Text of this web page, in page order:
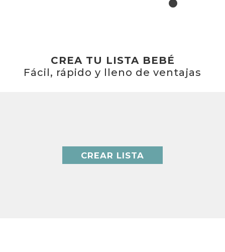
CREA TU LISTA BEBÉ
Fácil, rápido y lleno de ventajas
CREAR LISTA